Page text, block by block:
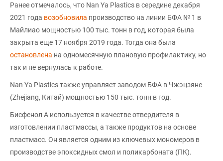
Ранее отмечалось, что Nan Ya Plastics в середине декабря
2021 года возобновила производство на линии БФА № 1 в
Майлиао мощностью 100 тыс. тонн в год, которая была
закрыта еще 17 ноября 2019 года. Тогда она была
остановлена на одномесячную плановую профилактику, но
так и не вернулась к работе.
Nan Ya Plastics также управляет заводом БФА в Чжэцзяне
(Zhejiang, Китай) мощностью 150 тыс. тонн в год.
Бисфенол А используется в качестве отвердителя в
изготовлении пластмассы, а также продуктов на основе
пластмасс. Он является одним из ключевых мономеров в
производстве эпоксидных смол и поликарбоната (ПК).